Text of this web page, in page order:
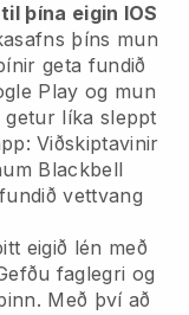
þína eigin IOS
þíns mun
geta fundið
Play og mun
getur líka sleppt
Viðskiptavinir
Blackbell
vettvang
eigið lén með
faglegri og
Með því að